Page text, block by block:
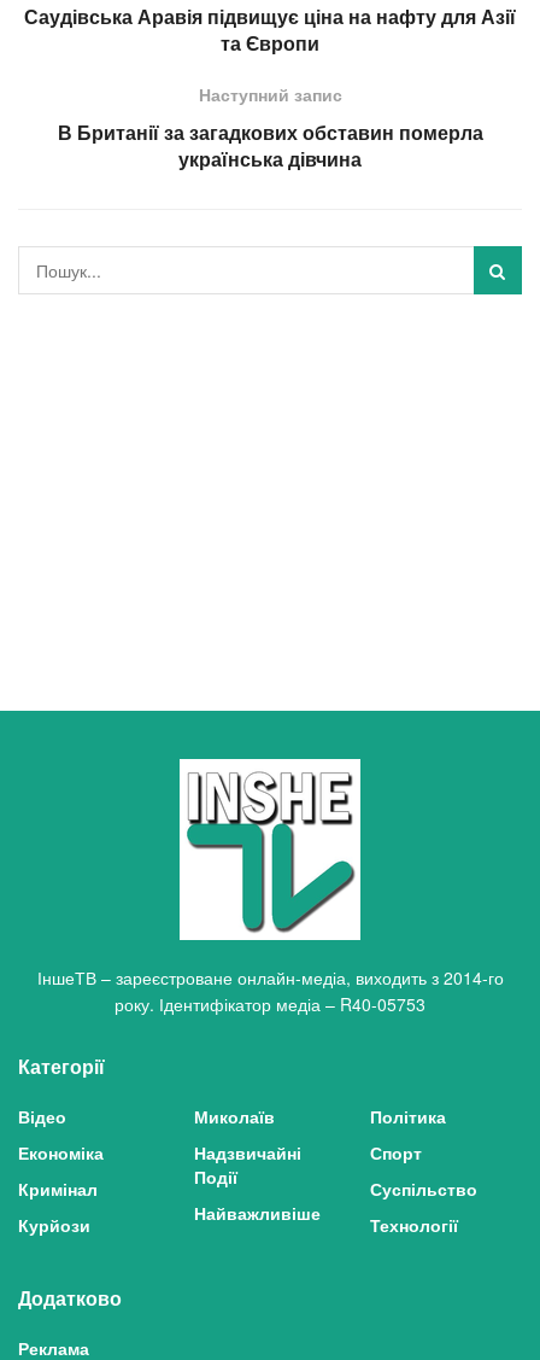
Саудівська Аравія підвищує ціна на нафту для Азії
та Європи
Наступний запис
В Британії за загадкових обставин померла
українська дівчина
ІншеТВ – зареєстроване онлайн-медіа, виходить з 2014-го
року. Ідентифікатор медіа – R40-05753
Категорії
Відео
Економіка
Кримінал
Курйози
Миколаїв
Надзвичайні
Події
Найважливіше
Політика
Спорт
Суспільство
Технології
Додатково
Реклама